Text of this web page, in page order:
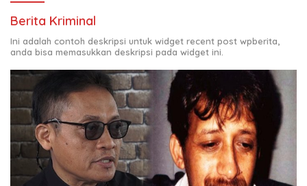
Berita Kriminal
Ini adalah contoh deskripsi untuk widget recent post wpberita,
anda bisa memasukkan deskripsi pada widget ini.